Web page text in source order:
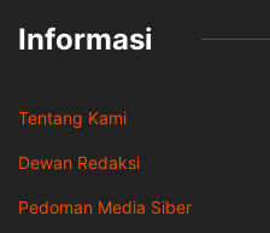
Informasi
Tentang Kami
Dewan Redaksi
Pedoman Media Siber